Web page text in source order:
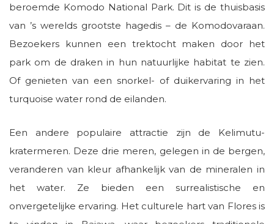
beroemde Komodo National Park. Dit is de thuisbasis
van ’s werelds grootste hagedis – de Komodovaraan.
Bezoekers kunnen een trektocht maken door het
park om de draken in hun natuurlijke habitat te zien.
Of genieten van een snorkel- of duikervaring in het
turquoise water rond de eilanden.
Een andere populaire attractie zijn de Kelimutu-
kratermeren. Deze drie meren, gelegen in de bergen,
veranderen van kleur afhankelijk van de mineralen in
het water. Ze bieden een surrealistische en
onvergetelijke ervaring. Het culturele hart van Flores is